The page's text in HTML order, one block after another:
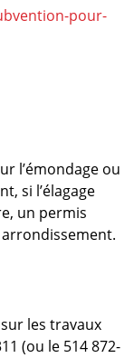
pour-
l’émondage ou
si l’élagage
un permis
les travaux
(ou le 514 872-